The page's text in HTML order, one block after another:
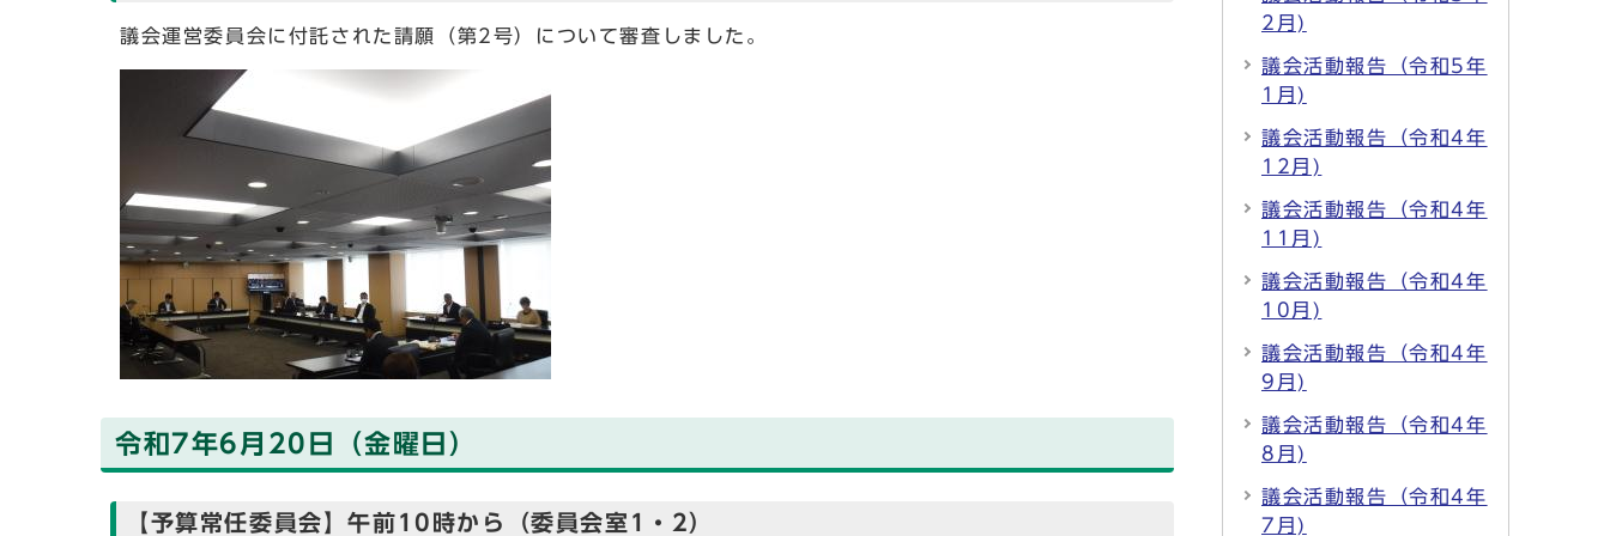
議会運営委員会に付託された請願（第2号）について審査しました。
令和7年6月20日（金曜日）
【予算常任委員会】午前10時から（委員会室1・2）
2月)
議会活動報告（令和5年
1月)
議会活動報告（令和4年
12月)
議会活動報告（令和4年
11月)
議会活動報告（令和4年
10月)
議会活動報告（令和4年
9月)
議会活動報告（令和4年
8月)
議会活動報告（令和4年
7月)